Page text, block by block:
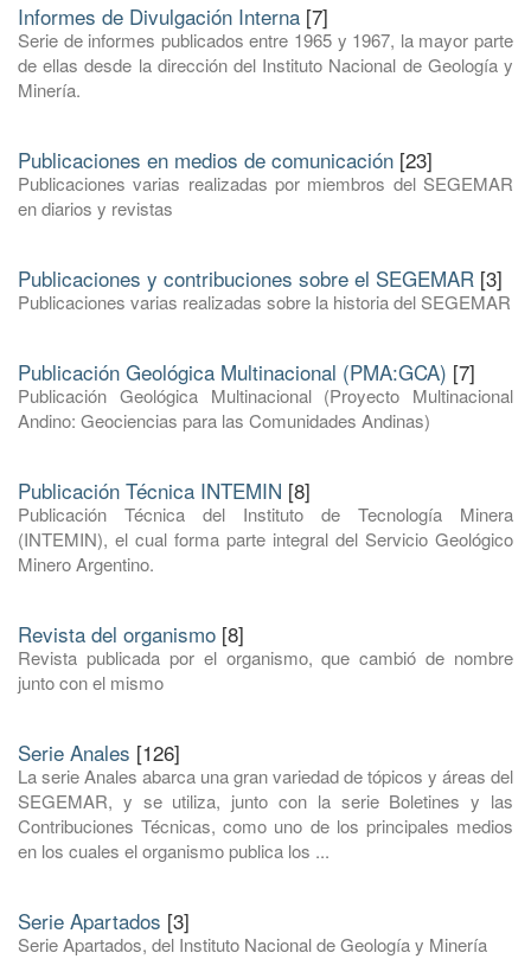
Informes de Divulgación Interna [7]
Serie de informes publicados entre 1965 y 1967, la mayor parte
de ellas desde la dirección del Instituto Nacional de Geología y
Minería.
Publicaciones en medios de comunicación [23]
Publicaciones varias realizadas por miembros del SEGEMAR
en diarios y revistas
Publicaciones y contribuciones sobre el SEGEMAR [3]
Publicaciones varias realizadas sobre la historia del SEGEMAR
Publicación Geológica Multinacional (PMA:GCA) [7]
Publicación Geológica Multinacional (Proyecto Multinacional
Andino: Geociencias para las Comunidades Andinas)
Publicación Técnica INTEMIN [8]
Publicación Técnica del Instituto de Tecnología Minera
(INTEMIN), el cual forma parte integral del Servicio Geológico
Minero Argentino.
Revista del organismo [8]
Revista publicada por el organismo, que cambió de nombre
junto con el mismo
Serie Anales [126]
La serie Anales abarca una gran variedad de tópicos y áreas del
SEGEMAR, y se utiliza, junto con la serie Boletines y las
Contribuciones Técnicas, como uno de los principales medios
en los cuales el organismo publica los ...
Serie Apartados [3]
Serie Apartados, del Instituto Nacional de Geología y Minería